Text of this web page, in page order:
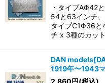
・タイプAΦ42
54と63インチ
タイプC1Φ36と
チ x 3種のカッ
DAN
1919年〜1943
2,860円(税込)